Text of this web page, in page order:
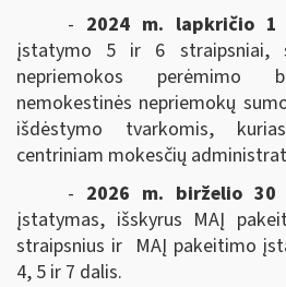
- 2024 m. lapkričio 1
įstatymo 5 ir 6 straipsniai,
nepriemokos
nemokestinės nepriemokų
išdėstymo tvarkomis,
centriniam mokesčių
- 2026 m. birželio 30
įstatymas, išskyrus MAĮ
straipsnius ir MAĮ pakeitimo
4, 5 ir 7 dalis.